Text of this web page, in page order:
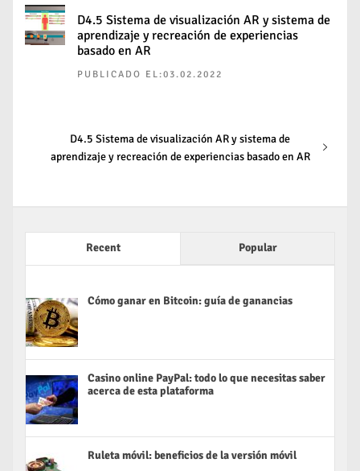
D4.5 Sistema de visualización AR y sistema de
aprendizaje y recreación de experiencias
basado en AR
PUBLICADO EL:03.02.2022
Entrada
siguiente:
D4.5 Sistema de visualización AR y sistema de
aprendizaje y recreación de experiencias basado en AR
Recent Popular
Cómo ganar en Bitcoin: guía de ganancias
Casino online PayPal: todo lo que necesitas saber
acerca de esta plataforma
Ruleta móvil: beneficios de la versión móvil